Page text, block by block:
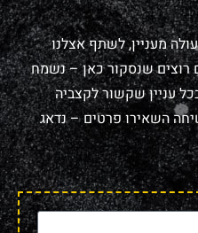
מעניין, לשתף אצלנו
שנסקור כאן – נשמח
עניין שקשור לקצביה
השאירו פרטים – נדאג